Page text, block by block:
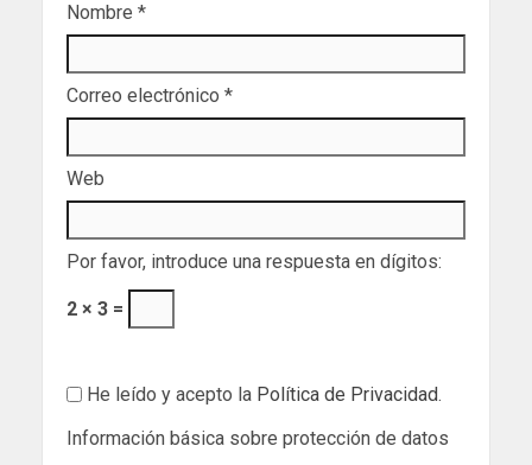
Nombre *
Correo electrónico *
Web
Por favor, introduce una respuesta en dígitos:
2 × 3 =
He leído y acepto la Política de Privacidad.
Información básica sobre protección de datos